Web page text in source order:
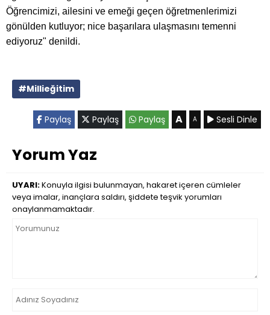
Öğrencimizi, ailesini ve emeği geçen öğretmenlerimizi
gönülden kutluyor; nice başarılara ulaşmasını temenni
ediyoruz" denildi.
#Millieğitim
Paylaş Paylaş Paylaş A A Sesli Dinle
Yorum Yaz
UYARI:Konuyla ilgisi bulunmayan, hakaret içeren cümleler
veya imalar, inançlara saldırı, şiddete teşvik yorumları
onaylanmamaktadır.